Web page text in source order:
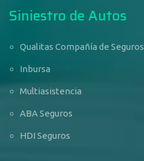
Siniestro de Autos
Qualitas Compañía de Seguros
Inbursa
Multiasistencia
ABA Seguros
HDI Seguros